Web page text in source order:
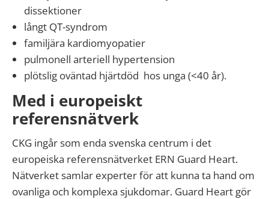
dissektioner
långt QT-syndrom
familjära kardiomyopatier
pulmonell arteriell hypertension
plötslig oväntad hjärtdöd hos unga (<40 år).
Med i europeiskt
referensnätverk
CKG ingår som enda svenska centrum i det
europeiska referensnätverket ERN Guard Heart.
Nätverket samlar experter för att kunna ta hand om
ovanliga och komplexa sjukdomar. Guard Heart gör